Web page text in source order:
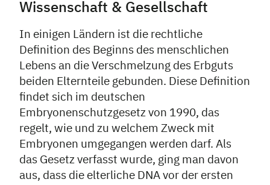
Wissenschaft & Gesellschaft
In einigen Ländern ist die rechtliche
Definition des Beginns des menschlichen
Lebens an die Verschmelzung des Erbguts
beiden Elternteile gebunden. Diese Definition
findet sich im deutschen
Embryonenschutzgesetz von 1990, das
regelt, wie und zu welchem Zweck mit
Embryonen umgegangen werden darf. Als
das Gesetz verfasst wurde, ging man davon
aus, dass die elterliche DNA vor der ersten